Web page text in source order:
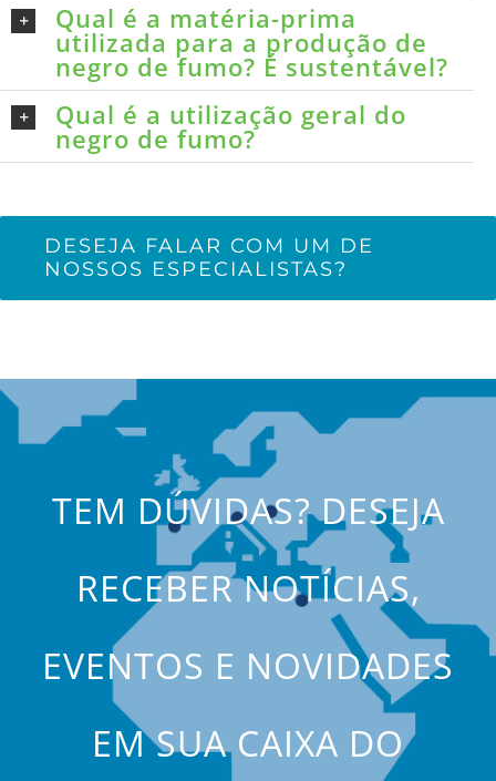
Qual é a matéria-prima
utilizada para a produção de
negro de fumo? É sustentável?
Qual é a utilização geral do
negro de fumo?
DESEJA FALAR COM UM DE
NOSSOS ESPECIALISTAS?
TEM DÚVIDAS? DESEJA
RECEBER NOTÍCIAS,
EVENTOS E NOVIDADES
EM SUA CAIXA DO